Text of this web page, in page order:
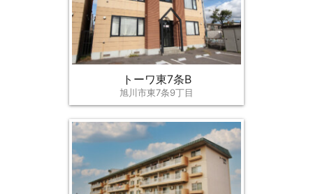
トーワ東7条B
旭川市東7条9丁目